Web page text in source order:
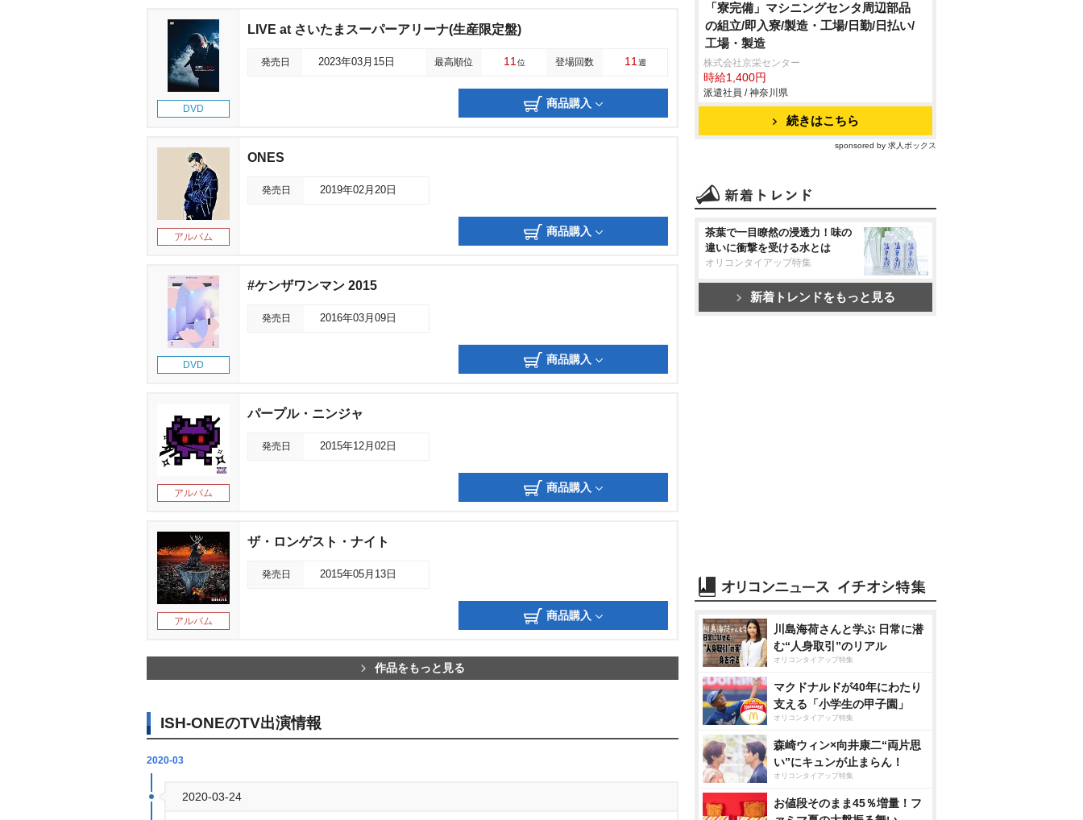
DVD
LIVE at さいたまスーパーアリーナ(生産限定盤)
発売日 2023年03月15日 最高順位 11 位 登場回数 11 週
商品購入
アルバム
ONES
発売日 2019年02月20日
商品購入
DVD
#ケンザワンマン 2015
発売日 2016年03月09日
商品購入
アルバム
パープル・ニンジャ
発売日 2015年12月02日
商品購入
アルバム
ザ・ロンゲスト・ナイト
発売日 2015年05月13日
商品購入
作品をもっと見る
ISH-ONEのTV出演情報
2020-03
2020-03-24
「寮完備」マシニングセンタ周辺部品
の組立/即入寮/製造・工場/日勤/日払い/
工場・製造
株式会社京栄センター
時給1,400円
派遣社員 / 神奈川県
続きはこちら
sponsored by 求人ボックス
茶葉で一目瞭然の浸透力！味の
違いに衝撃を受ける水とは
オリコンタイアップ特集
新着トレンドをもっと見る
川島海荷さんと学ぶ 日常に潜
む“人身取引”のリアル
オリコンタイアップ特集
マクドナルドが40年にわたり
支える「小学生の甲子園」
オリコンタイアップ特集
森崎ウィン×向井康二“両片思
い”にキュンが止まらん！
オリコンタイアップ特集
お値段そのまま45％増量！フ